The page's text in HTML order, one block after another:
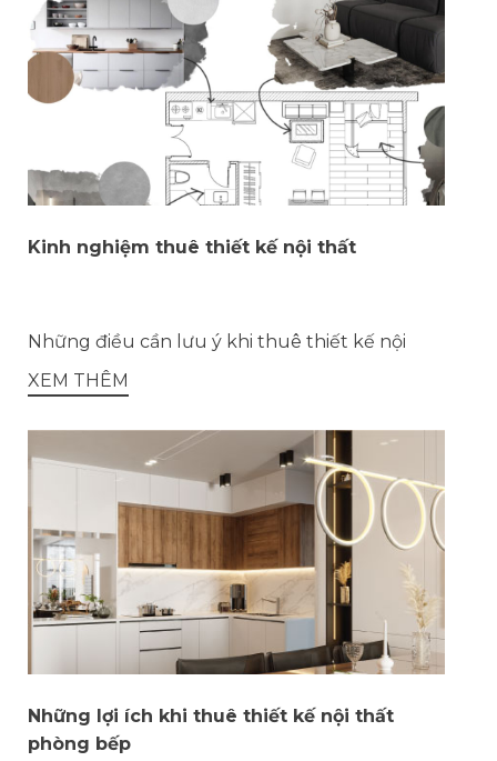
Kinh nghiệm thuê thiết kế nội thất
Những điều cần lưu ý khi thuê thiết kế nội
XEM THÊM
Những lợi ích khi thuê thiết kế nội thất
phòng bếp